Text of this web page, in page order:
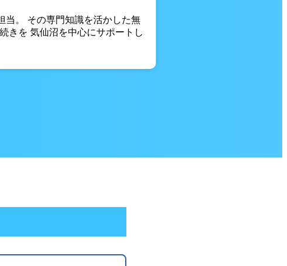
当。 その専門知識を活かした無
きを 気仙沼を中心にサポートし